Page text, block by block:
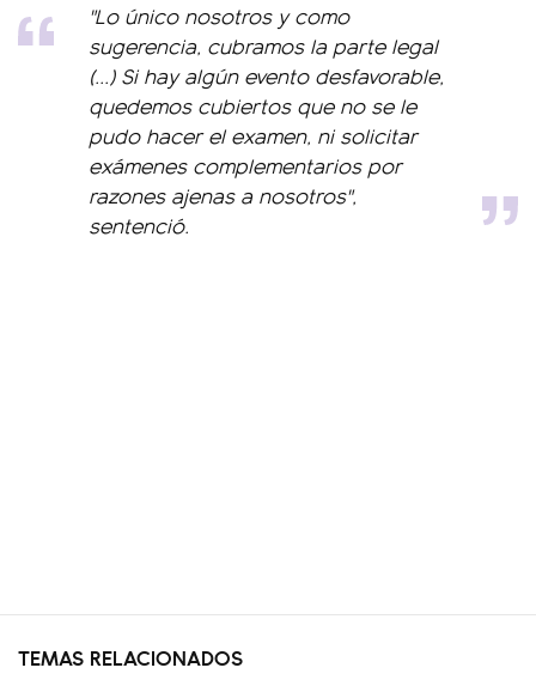
"Lo único nosotros y como
sugerencia, cubramos la parte legal
(...) Si hay algún evento desfavorable,
quedemos cubiertos que no se le
pudo hacer el examen, ni solicitar
exámenes complementarios por
razones ajenas a nosotros",
sentenció.
TEMAS RELACIONADOS